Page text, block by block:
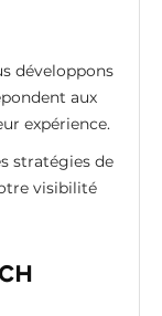
développons
aux
expérience.
stratégies de
visibilité